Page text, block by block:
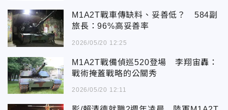
M1A2T戰車傳缺料、妥善低？ 584副
旅長：96%高妥善率
2026/05/20 12:25
M1A2T戰備偵巡520登場 李翔宙轟：
戰術掩蓋戰略的公關秀
2026/05/20 12:11